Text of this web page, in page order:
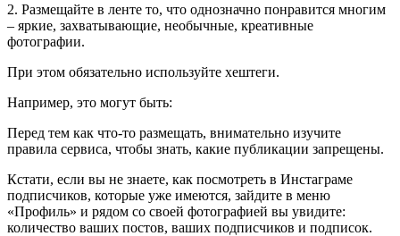
2. Размещайте в ленте то, что однозначно понравится многим
– яркие, захватывающие, необычные, креативные
фотографии.
При этом обязательно используйте хештеги.
Например, это могут быть:
Перед тем как что-то размещать, внимательно изучите
правила сервиса, чтобы знать, какие публикации запрещены.
Кстати, если вы не знаете, как посмотреть в Инстаграме
подписчиков, которые уже имеются, зайдите в меню
«Профиль» и рядом со своей фотографией вы увидите:
количество ваших постов, ваших подписчиков и подписок.